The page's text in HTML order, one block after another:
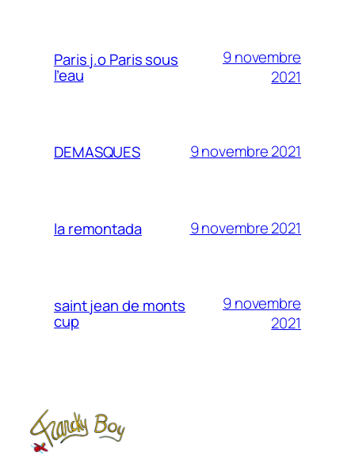
Paris j.o Paris sous
l’eau
9 novembre
2021
DEMASQUES 9 novembre 2021
la remontada 9 novembre 2021
saint jean de monts
cup
9 novembre
2021